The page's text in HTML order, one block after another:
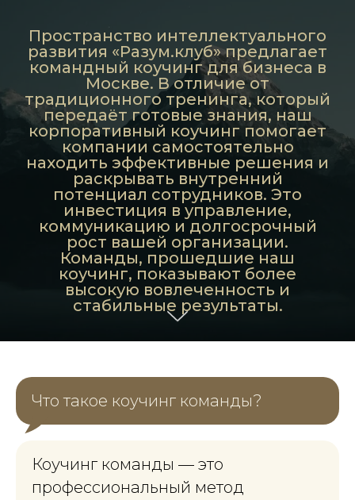
Пространство интеллектуального
развития «Разум.клуб» предлагает
командный коучинг для бизнеса в
Москве. В отличие от
традиционного тренинга, который
передаёт готовые знания, наш
корпоративный коучинг помогает
компании самостоятельно
находить эффективные решения и
раскрывать внутренний
потенциал сотрудников. Это
инвестиция в управление,
коммуникацию и долгосрочный
рост вашей организации.
Команды, прошедшие наш
коучинг, показывают более
высокую вовлеченность и
стабильные результаты.
Что такое коучинг команды?
Коучинг команды — это
профессиональный метод